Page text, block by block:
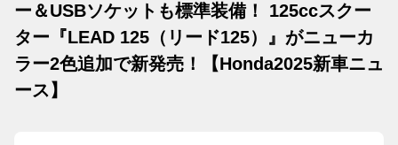
ー＆USBソケットも標準装備！ 125ccスクー
ター『LEAD 125（リード125）』がニューカ
ラー2色追加で新発売！【Honda2025新車ニュ
ース】